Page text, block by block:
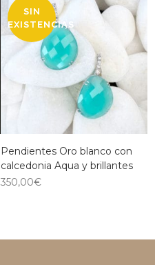
SIN
EXISTENCIAS
Pendientes Oro blanco con
calcedonia Aqua y brillantes
350,00€